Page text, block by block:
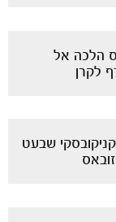
הלכה אל
לקרן
שבעט